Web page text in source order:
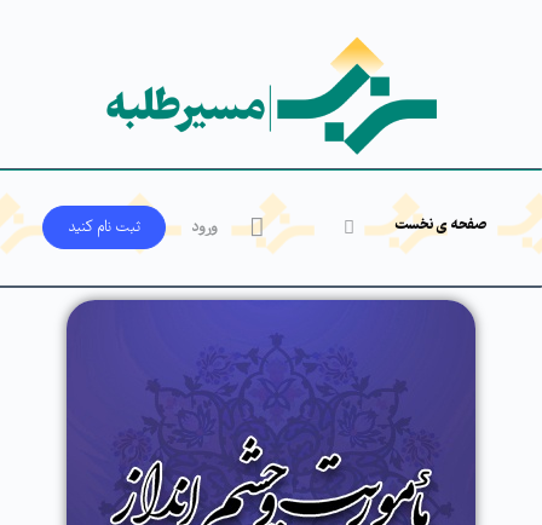
صفحه ی نخست ورود ثبت‌ نام کنید